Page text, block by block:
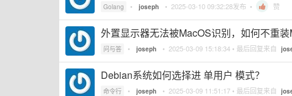
Golang • joseph • 2025-03-10 09:32:28发布 • 赞
外置显示器无法被MacOS识别，如何不重
问与答 • joseph • 2025-03-09 15:18:34 • 最后回复来自
Debian系统如何选择进 单用户 模式？
命令行 • joseph • 2025-03-09 11:51:17 • 最后回复来自